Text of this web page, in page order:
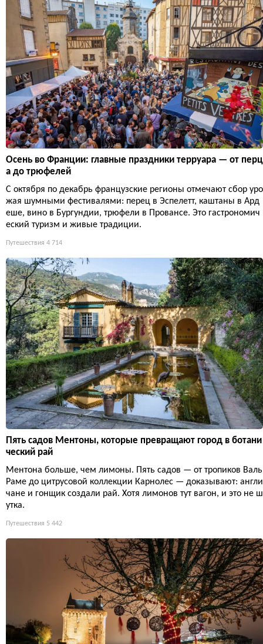
Осень во Франции: главные праздники терруара — от перц
а до трюфелей
С октября по декабрь французские регионы отмечают сбор уро
жая шумными фестивалями: перец в Эспелетт, каштаны в Ард
еше, вино в Бургундии, трюфели в Провансе. Это гастрономич
еский туризм и живые традиции.
Путешествия 4 714
Пять садов Ментоны, которые превращают город в ботани
ческий рай
Ментона больше, чем лимоны. Пять садов — от тропиков Валь
Раме до цитрусовой коллекции Карнолес — доказывают: англи
чане и гонщик создали рай. Хотя лимонов тут вагон, и это не ш
утка.
Путешествия 5 442